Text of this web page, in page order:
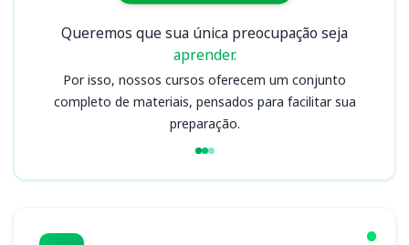
Queremos que sua única preocupação seja
aprender.
Por isso, nossos cursos oferecem um conjunto
completo de materiais, pensados para facilitar sua
preparação.